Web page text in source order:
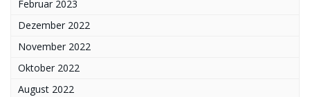
Februar 2023
Dezember 2022
November 2022
Oktober 2022
August 2022